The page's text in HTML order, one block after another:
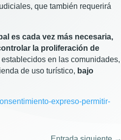
que también requerirá
es cada vez más necesaria,
la proliferación de
en las comunidades,
de uso turístico, bajo
expreso-permitir-